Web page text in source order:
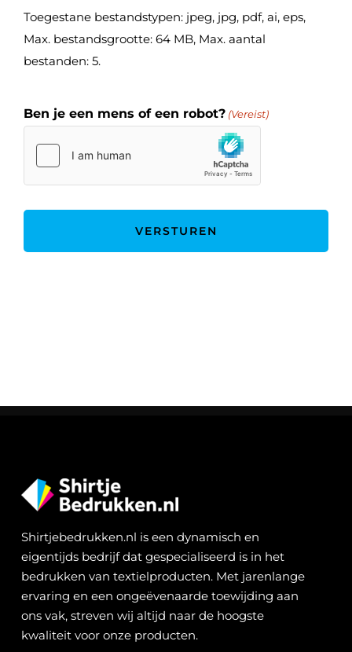
Toegestane bestandstypen: jpeg, jpg, pdf, ai, eps,
Max. bestandsgrootte: 64 MB, Max. aantal
bestanden: 5.
Ben je een mens of een robot? (Vereist)
Shirtjebedrukken.nl is een dynamisch en
eigentijds bedrijf dat gespecialiseerd is in het
bedrukken van textielproducten. Met jarenlange
ervaring en een ongeëvenaarde toewijding aan
ons vak, streven wij altijd naar de hoogste
kwaliteit voor onze producten.